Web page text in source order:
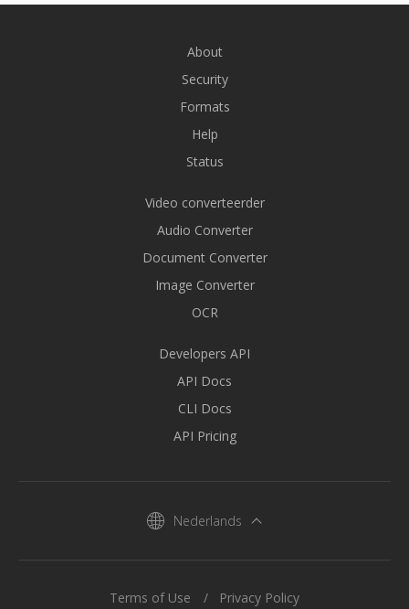
About
Security
Formats
Help
Status
Video converteerder
Audio Converter
Document Converter
Image Converter
OCR
Developers API
API Docs
CLI Docs
API Pricing
Nederlands
Terms of Use Privacy Policy